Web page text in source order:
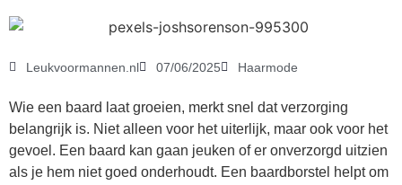
Leukvoormannen.nl 07/06/2025 Haarmode
Wie een baard laat groeien, merkt snel dat verzorging
belangrijk is. Niet alleen voor het uiterlijk, maar ook voor het
gevoel. Een baard kan gaan jeuken of er onverzorgd uitzien
als je hem niet goed onderhoudt. Een baardborstel helpt om